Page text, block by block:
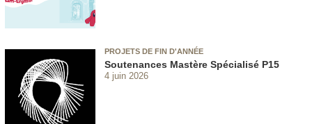
PROJETS DE FIN D'ANNÉE
Soutenances Mastère Spécialisé P15
4 juin 2026